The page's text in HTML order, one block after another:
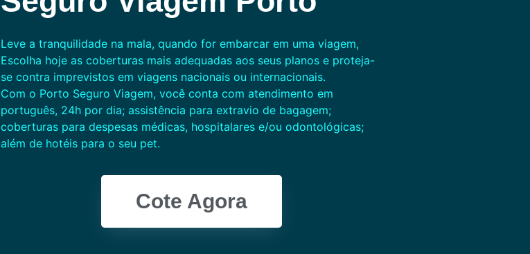
Leve a tranquilidade na mala, quando for embarcar em uma viagem,
Escolha hoje as coberturas mais adequadas aos seus planos e proteja-
se contra imprevistos em viagens nacionais ou internacionais.
Com o Porto Seguro Viagem, você conta com atendimento em
português, 24h por dia; assistência para extravio de bagagem;
coberturas para despesas médicas, hospitalares e/ou odontológicas;
além de hotéis para o seu pet.
Cote Agora